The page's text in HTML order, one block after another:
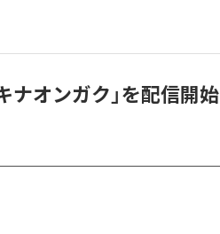
ナオンガク」を配信開始